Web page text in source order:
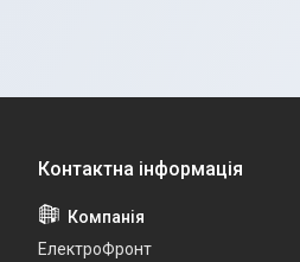
ЕлектроФронт